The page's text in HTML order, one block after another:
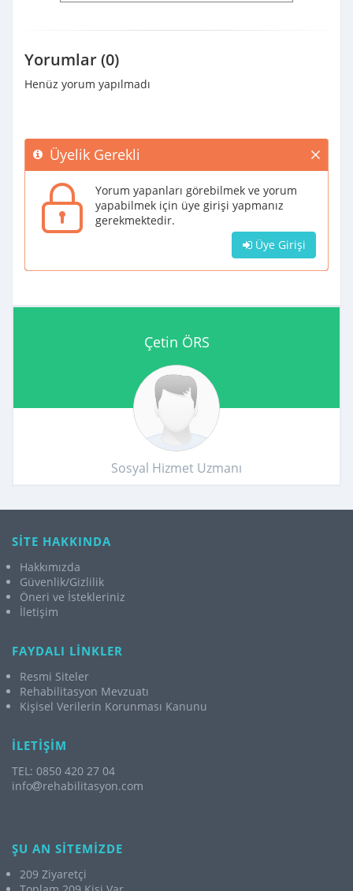
Yorumlar (0)
Henüz yorum yapılmadı
Üyelik Gerekli
Yorum yapanları görebilmek ve yorum
yapabilmek için üye girişi yapmanız
gerekmektedir.
Üye Girişi
Çetin ÖRS
Sosyal Hizmet Uzmanı
SİTE HAKKINDA
Hakkımızda
Güvenlik/Gizlilik
Öneri ve İstekleriniz
İletişim
FAYDALI LİNKLER
Resmi Siteler
Rehabilitasyon Mevzuatı
Kişisel Verilerin Korunması Kanunu
İLETİŞİM
TEL: 0850 420 27 04
info
rehabilitasyon.com
ŞU AN SİTEMİZDE
209 Ziyaretçi